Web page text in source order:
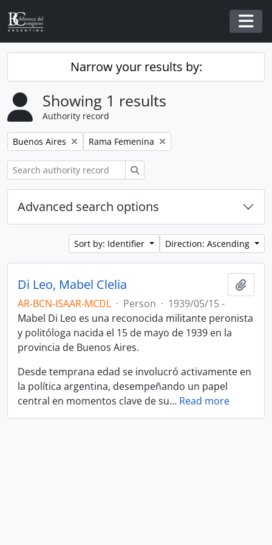
Skip to main content
Narrow your results by:
Showing 1 results
Authority record
Remove filter:
Buenos Aires Remove filter:
Rama Femenina
Advanced search options
Sort by: Identifier Direction: Ascending
Di Leo, Mabel Clelia
AR-BCN-ISAAR-MCDL · Person · 1939/05/15 -
Mabel Di Leo es una reconocida militante peronista
y politóloga nacida el 15 de mayo de 1939 en la
provincia de Buenos Aires.
Desde temprana edad se involucró activamente en
la política argentina, desempeñando un papel
central en momentos clave de su… Read more